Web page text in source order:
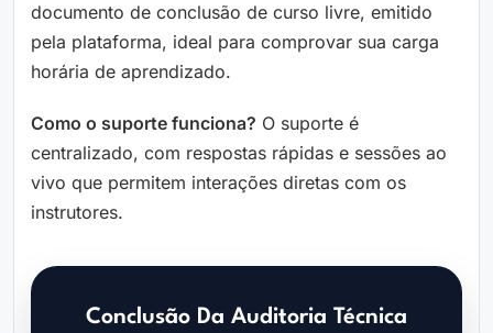
documento de conclusão de curso livre, emitido
pela plataforma, ideal para comprovar sua carga
horária de aprendizado.
Como o suporte funciona? O suporte é
centralizado, com respostas rápidas e sessões ao
vivo que permitem interações diretas com os
instrutores.
Conclusão Da Auditoria Técnica